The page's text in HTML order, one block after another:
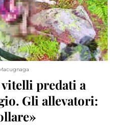
vitelli predati a
Gli allevatori: